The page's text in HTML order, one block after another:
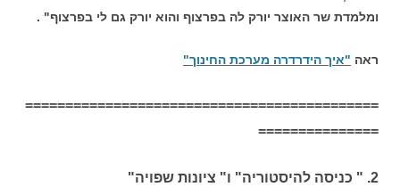
ומלמדת שר האוצר יורק לה בפרצוף והוא יורק גם לי בפרצוף" .
ראה "איך הידרדרה מערכת החינוך"
============================================
===============
2. " כניסה להיסטוריה" ו" ציונות שפויה"